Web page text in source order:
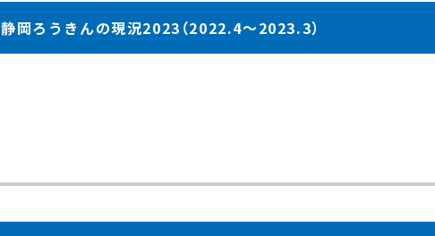
静岡ろうきんの現況2023（2022.4～2023.3）